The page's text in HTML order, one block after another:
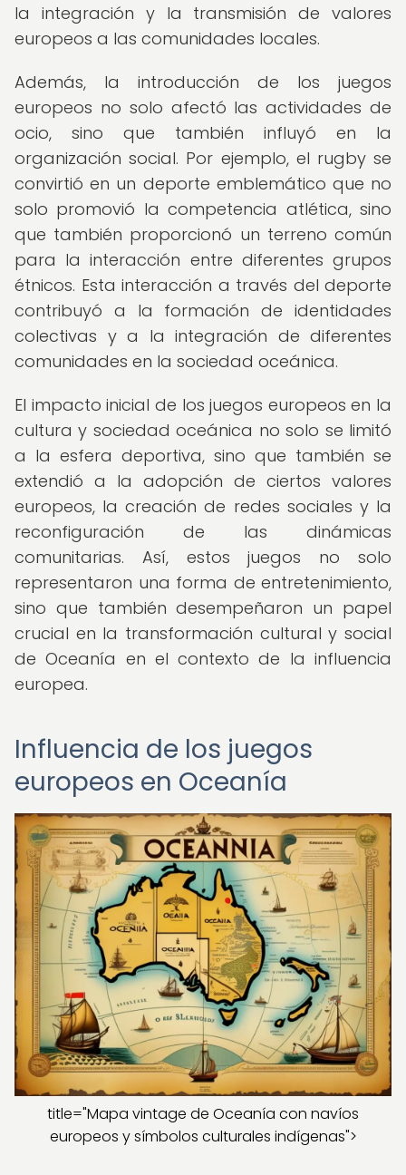
la integración y la transmisión de valores
europeos a las comunidades locales.
Además, la introducción de los juegos
europeos no solo afectó las actividades de
ocio, sino que también influyó en la
organización social. Por ejemplo, el rugby se
convirtió en un deporte emblemático que no
solo promovió la competencia atlética, sino
que también proporcionó un terreno común
para la interacción entre diferentes grupos
étnicos. Esta interacción a través del deporte
contribuyó a la formación de identidades
colectivas y a la integración de diferentes
comunidades en la sociedad oceánica.
El impacto inicial de los juegos europeos en la
cultura y sociedad oceánica no solo se limitó
a la esfera deportiva, sino que también se
extendió a la adopción de ciertos valores
europeos, la creación de redes sociales y la
reconfiguración de las dinámicas
comunitarias. Así, estos juegos no solo
representaron una forma de entretenimiento,
sino que también desempeñaron un papel
crucial en la transformación cultural y social
de Oceanía en el contexto de la influencia
europea.
Influencia de los juegos
europeos en Oceanía
title="Mapa vintage de Oceanía con navíos
europeos y símbolos culturales indígenas">